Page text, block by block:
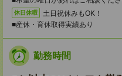
休日休暇
土日祝休みもOK！
■産休・育休取得実績あり
勤務時間